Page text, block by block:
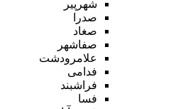
شهرپیر
صدرا
صغاد
صفاشهر
علامرودشت
فدامی
فراشبند
فسا